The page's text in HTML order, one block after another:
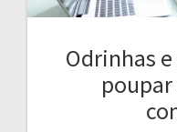
Odrinhas